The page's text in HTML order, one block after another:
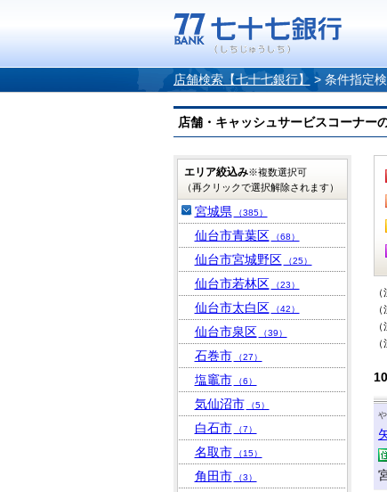
店舗検索【七十七銀行】 > 条件指定
店舗・キャッシュサービスコーナ
10
エリア絞込み※複数選択可
（再クリックで選択解除されます）
宮城県 （385）
仙台市青葉区 （68）
仙台市宮城野区 （25）
仙台市若林区 （23）
仙台市太白区 （42）
仙台市泉区 （39）
石巻市 （27）
塩竈市 （6）
気仙沼市 （5）
白石市 （7）
名取市 （15）
角田市 （3）